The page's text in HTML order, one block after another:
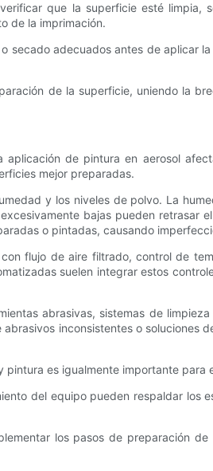
que la superficie esté limpia,
de la imprimación.
secado adecuados antes de aplicar
de la superficie, uniendo la
de pintura en aerosol
mejor preparadas.
y los niveles de polvo. La
bajas pueden retrasar
o pintadas, causando
flujo de aire filtrado, control de
suelen integrar estos
abrasivas, sistemas de
inconsistentes o
es igualmente importante
del equipo pueden respaldar
los pasos de preparación